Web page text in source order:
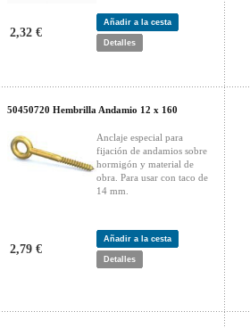
2,32 €
Añadir a la cesta
Detalles
50450720 Hembrilla Andamio 12 x 160
Anclaje especial para
fijación de andamios sobre
hormigón y material de
obra. Para usar con taco de
14 mm.
2,79 €
Añadir a la cesta
Detalles